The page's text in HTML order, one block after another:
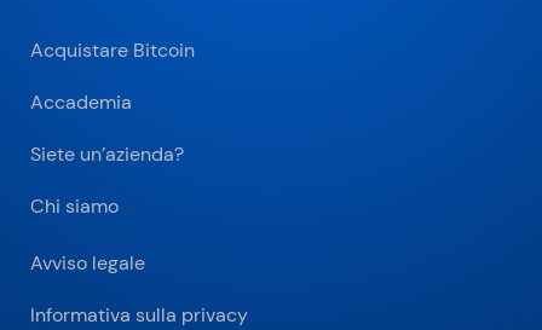
Acquistare Bitcoin
Accademia
Siete un’azienda?
Chi siamo
Avviso legale
Informativa sulla privacy